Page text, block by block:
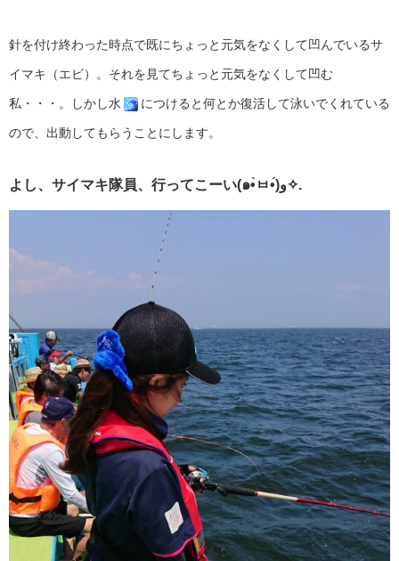
針を付け終わった時点で既にちょっと元気をなくして凹んでいるサ
イマキ（エビ）。それを見てちょっと元気をなくして凹む
私・・・。しかし水 につけると何とか復活して泳いでくれている
ので、出動してもらうことにします。
よし、サイマキ隊員、行ってこーい(๑•̀ㅂ•́)و✧.